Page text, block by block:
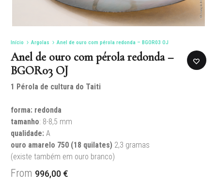
Início Argolas Anel de ouro com pérola redonda – BGOR03 OJ
Anel de ouro com pérola redonda –
BGOR03 OJ
1 Pérola de cultura do Taiti
forma: redonda
tamanho: 8-8,5 mm
qualidade: A
ouro amarelo 750 (18 quilates) 2,3 gramas
(existe também em ouro branco)
From 996,00 €